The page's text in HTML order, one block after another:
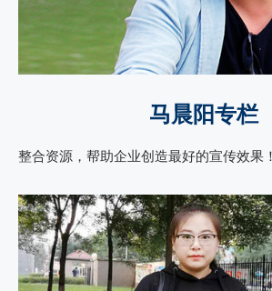
马晨阳专栏
整合资源，帮助企业创造最好的宣传效果